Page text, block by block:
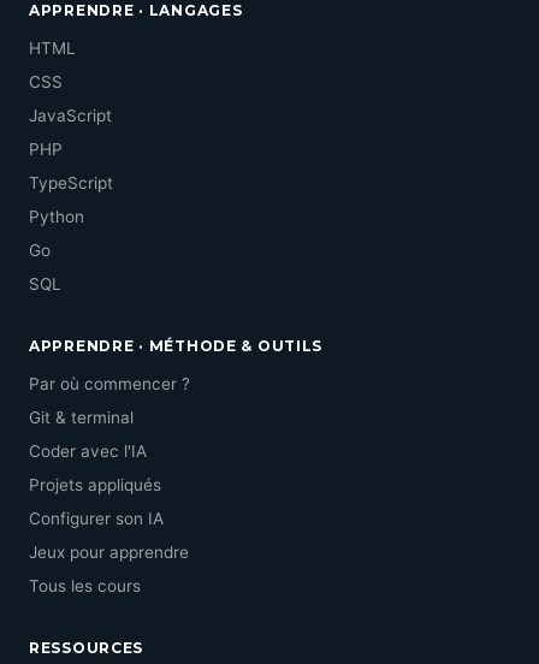
APPRENDRE · LANGAGES
HTML
CSS
JavaScript
PHP
TypeScript
Python
Go
SQL
APPRENDRE · MÉTHODE & OUTILS
Par où commencer ?
Git & terminal
Coder avec l'IA
Projets appliqués
Configurer son IA
Jeux pour apprendre
Tous les cours
RESSOURCES